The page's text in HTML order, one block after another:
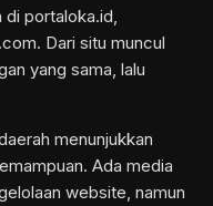
di portaloka.id,
Dari situ muncul
yang sama, lalu
menunjukkan
Ada media
website, namun